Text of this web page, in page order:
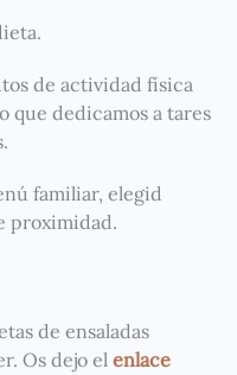
de actividad física
que dedicamos a tares
familiar, elegid
proximidad.
de ensaladas
Os dejo elenlace